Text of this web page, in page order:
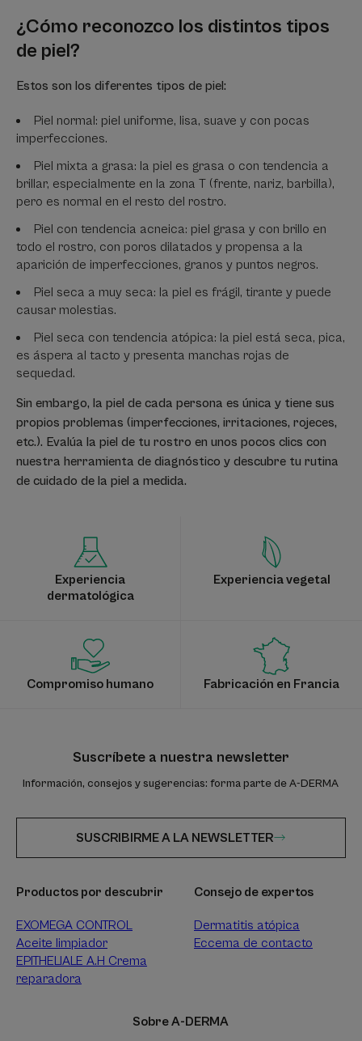
¿Cómo reconozco los distintos tipos
de piel?
Estos son los diferentes tipos de piel:
Piel normal: piel uniforme, lisa, suave y con pocas
imperfecciones.
Piel mixta a grasa: la piel es grasa o con tendencia a
brillar, especialmente en la zona T (frente, nariz, barbilla),
pero es normal en el resto del rostro.
Piel con tendencia acneica: piel grasa y con brillo en
todo el rostro, con poros dilatados y propensa a la
aparición de imperfecciones, granos y puntos negros.
Piel seca a muy seca: la piel es frágil, tirante y puede
causar molestias.
Piel seca con tendencia atópica: la piel está seca, pica,
es áspera al tacto y presenta manchas rojas de
sequedad.
Sin embargo, la piel de cada persona es única y tiene sus
propios problemas (imperfecciones, irritaciones, rojeces,
etc.). Evalúa la piel de tu rostro en unos pocos clics con
nuestra herramienta de diagnóstico y descubre tu rutina
de cuidado de la piel a medida.
Experiencia
dermatológica
Experiencia vegetal
Compromiso humano Fabricación en Francia
Suscríbete a nuestra newsletter
Información, consejos y sugerencias: forma parte de A-DERMA
SUSCRIBIRME A LA NEWSLETTER
Productos por descubrir
EXOMEGA CONTROL
Aceite limpiador
EPITHELIALE A.H Crema
reparadora
Consejo de expertos
Dermatitis atópica
Eccema de contacto
Sobre A-DERMA